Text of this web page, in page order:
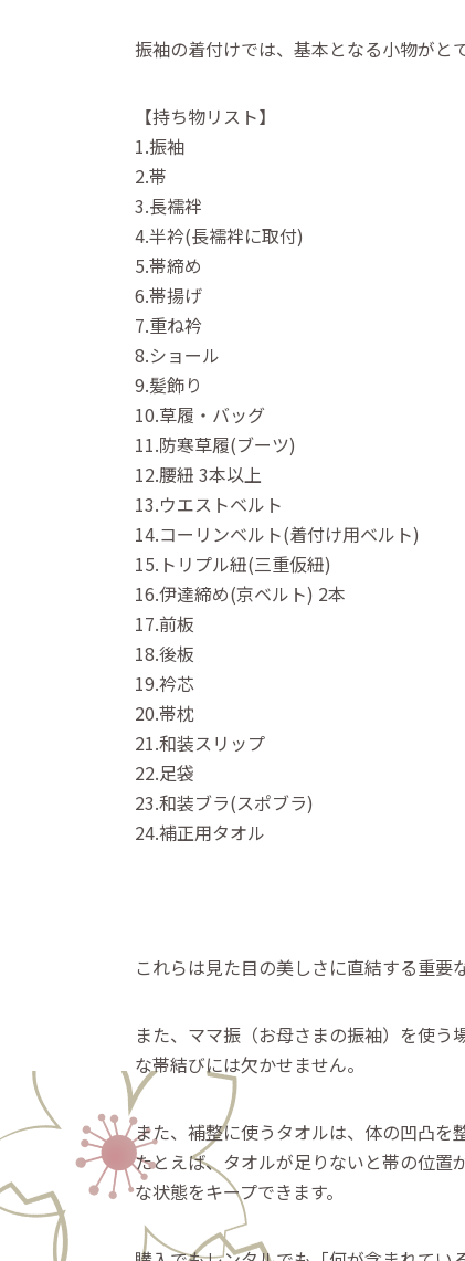
振袖の着付けでは、基本となる小物がと
【持ち物リスト】
1.振袖
2.帯
3.長襦袢
4.半衿(長襦袢に取付)
5.帯締め
6.帯揚げ
7.重ね衿
8.ショール
9.髪飾り
10.草履・バッグ
11.防寒草履(ブーツ)
12.腰紐 3本以上
13.ウエストベルト
14.コーリンベルト(着付け用ベルト)
15.トリプル紐(三重仮紐)
16.伊達締め(京ベルト) 2本
17.前板
18.後板
19.衿芯
20.帯枕
21.和装スリップ
22.足袋
23.和装ブラ(スポブラ)
24.補正用タオル
これらは見た目の美しさに直結する重要
また、ママ振（お母さまの振袖）を使
な帯結びには欠かせません。
また、補整に使うタオルは、体の凹凸を
たとえば、タオルが足りないと帯の位置
な状態をキープできます。